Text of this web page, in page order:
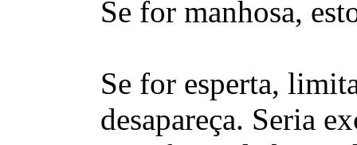
Se for manhosa,
Se for esperta,
desapareça. Seria